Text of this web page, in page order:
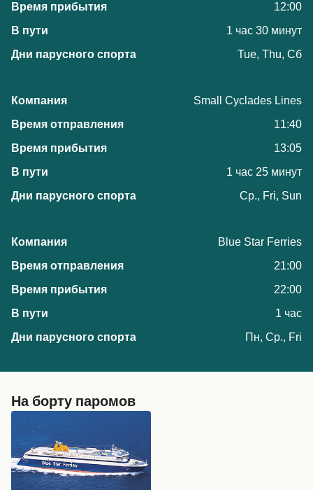
12:00
1 час 30 минут
Tue, Thu, Сб
Small Cyclades Lines
11:40
13:05
1 час 25 минут
Ср., Fri, Sun
Blue Star Ferries
21:00
22:00
1 час
Пн, Ср., Fri
На борту паромов